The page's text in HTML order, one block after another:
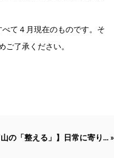
て４月 現在のものです。そ
ご了承ください。
山の「整える」】日常に寄り... »